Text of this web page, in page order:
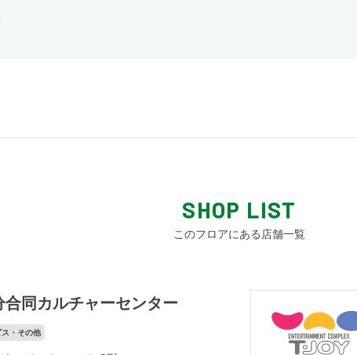
SHOP LIST
このフロアにある店舗一覧
合同カルチャーセンター
・その他